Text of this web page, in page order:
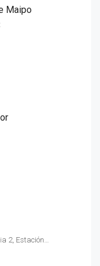
Maipo
Pasaje Melinka N°782, Villa Brasilia 2, Estación Central